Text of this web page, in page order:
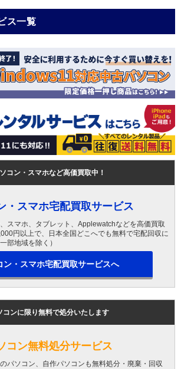
ス一覧
コン・スマホなど高価買取中！
・スマホ宅配買取サービス
スマホ、タブレット、Applewatchなどを高価買取
円以上で、日本全国どこへでも無料で宅配回収に
部地域を除く）
ン・スマホ宅配買取サービスへ
コンに限り無料で処分いたします
コン無料処分サービス
パソコン、自作パソコンも無料処分・廃棄・回収